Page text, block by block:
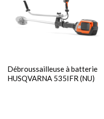
Débroussailleuse à batterie
HUSQVARNA 535IFR (NU)